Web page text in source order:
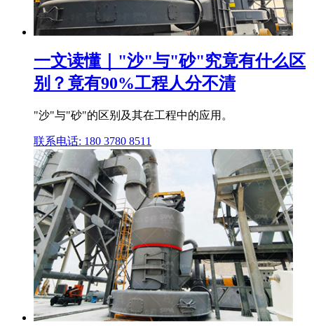
一文读懂｜"沙"与"砂"究竟有什么区
别？竟有90%工程人分不清
"沙"与"砂"的区别及其在工程中的应用。
联系电话: 180 3780 8511